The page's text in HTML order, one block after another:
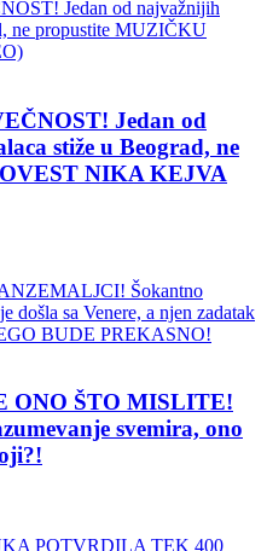
Jedan od
stiže u Beograd, ne
NIKA KEJVA
ONO ŠTO MISLITE!
svemira, ono